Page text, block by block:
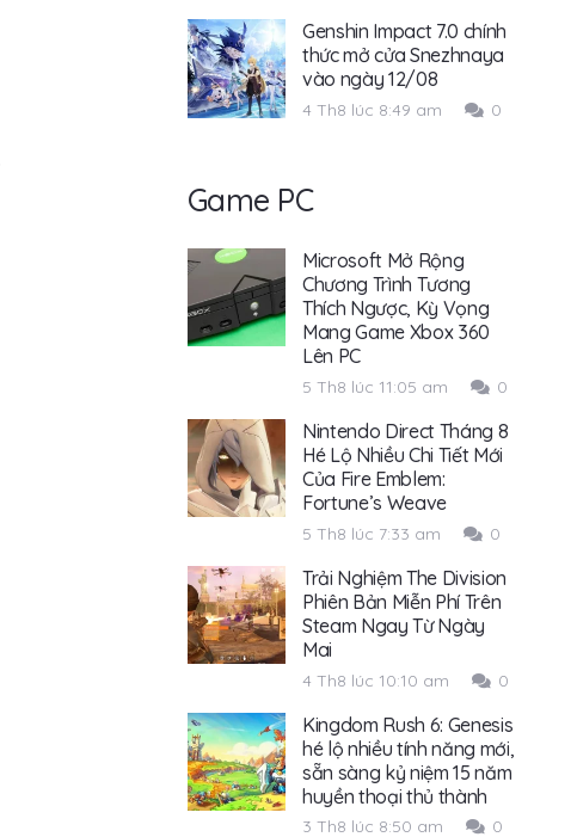
Genshin Impact 7.0 chính
thức mở cửa Snezhnaya
vào ngày 12/08
4 Th8 lúc 8:49 am 0
Game PC
Microsoft Mở Rộng
Chương Trình Tương
Thích Ngược, Kỳ Vọng
Mang Game Xbox 360
Lên PC
5 Th8 lúc 11:05 am 0
Nintendo Direct Tháng 8
Hé Lộ Nhiều Chi Tiết Mới
Của Fire Emblem:
Fortune’s Weave
5 Th8 lúc 7:33 am 0
Trải Nghiệm The Division
Phiên Bản Miễn Phí Trên
Steam Ngay Từ Ngày
Mai
4 Th8 lúc 10:10 am 0
Kingdom Rush 6: Genesis
hé lộ nhiều tính năng mới,
sẵn sàng kỷ niệm 15 năm
huyền thoại thủ thành
3 Th8 lúc 8:50 am 0